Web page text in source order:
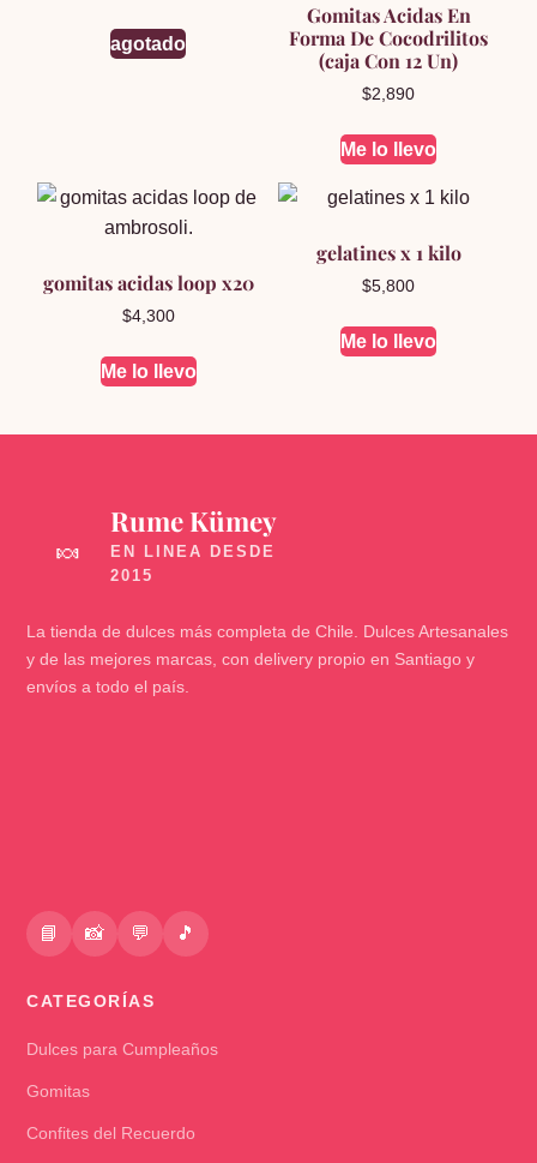
agotado
Gomitas Acidas En
Forma De Cocodrilitos
(caja Con 12 Un)
$2,890
Me lo llevo
gomitas acidas loop x20
$4,300
Me lo llevo
gelatines x 1 kilo
$5,800
Me lo llevo
🍬
Rume Kümey
La tienda de dulces más completa de Chile. Dulces Artesanales
y de las mejores marcas, con delivery propio en Santiago y
envíos a todo el país.
📘 📸 💬 🎵
CATEGORÍAS
Dulces para Cumpleaños
Gomitas
Confites del Recuerdo